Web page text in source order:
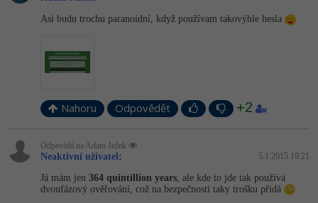
Asi budu trochu paranoidní, když používam takovýhle hesla
Nahoru Odpovědět +2
Odpovídá na Adam Ježek
Neaktivní uživatel: 5.1.2015 19:21
Já mám jen 364 quintillion years , ale kde to jde tak používá
dvoufázový ověřování, což na bezpečnosti taky trošku přidá